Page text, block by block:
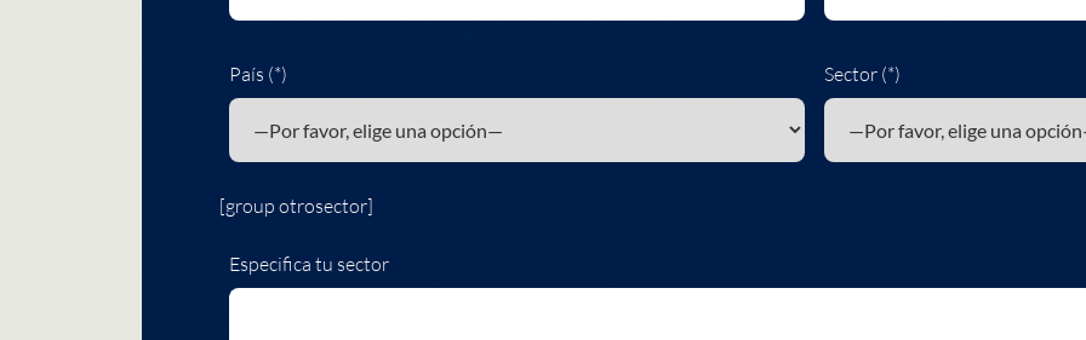
País (*) Sector (*)
[group otrosector]
Especifica tu sector